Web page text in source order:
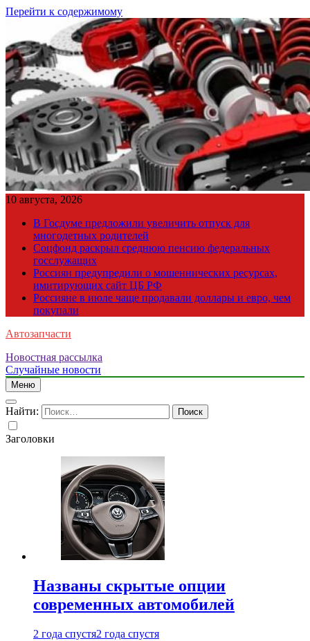
Перейти к содержимому
10 августа, 2026
В Госдуме предложили увеличить отпуск для
многодетных родителей
Соцфонд раскрыл среднюю пенсию федеральных
госслужащих
Россиян предупредили о мошеннических ресурсах,
имитирующих сайт ЦБ РФ
Россияне в июле чаще продавали доллары и евро, чем
покупали
Автозапчасти
Новостная рассылка
Случайные новости
Меню
Найти:
Заголовки
Названы скрытые опции
современных автомобилей
2 года спустя2 года спустя